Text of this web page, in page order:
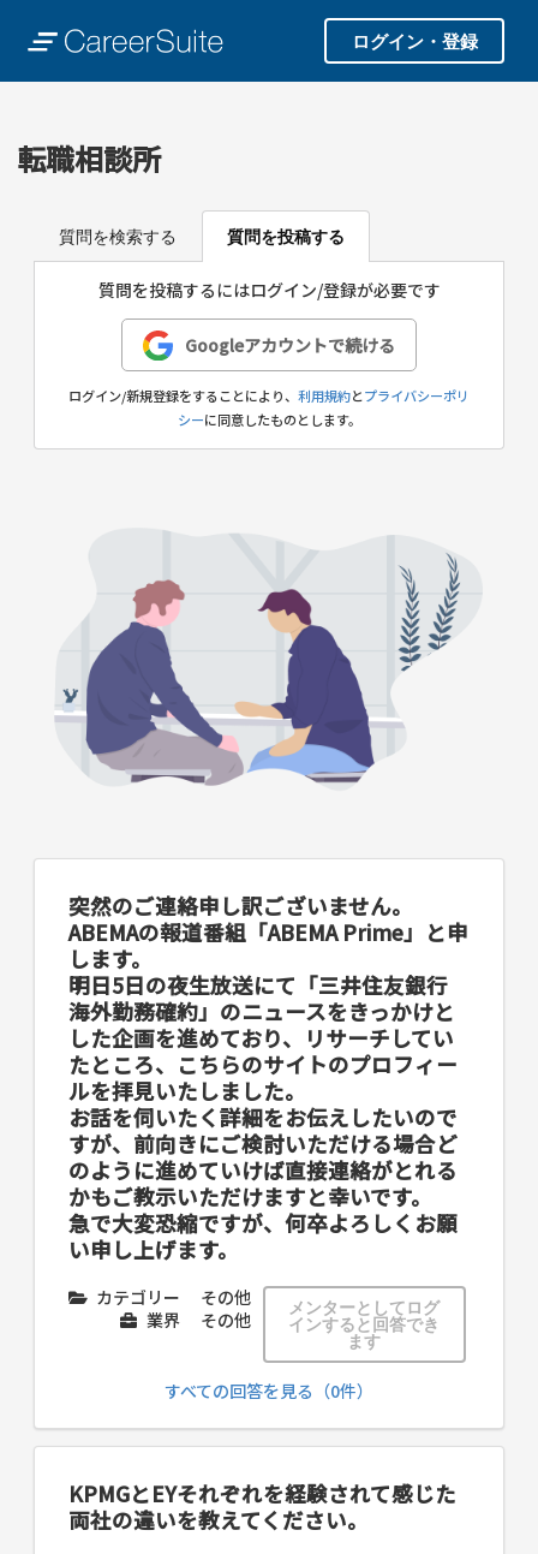
ログイン・登録
転職相談所
質問を検索する 質問を投稿する
質問を投稿するにはログイン/登録が必要です
Googleアカウントで続ける
ログイン/新規登録をすることにより、 利用規約とプライバシーポリ
シーに同意したものとします。
突然のご連絡申し訳ございません。
ABEMAの報道番組「ABEMA Prime」と申
します。
明日5日の夜生放送にて「三井住友銀行
海外勤務確約」のニュースをきっかけと
した企画を進めており、リサーチしてい
たところ、こちらのサイトのプロフィー
ルを拝見いたしました。
お話を伺いたく詳細をお伝えしたいので
すが、前向きにご検討いただける場合ど
のように進めていけば直接連絡がとれる
かもご教示いただけますと幸いです。
急で大変恐縮ですが、何卒よろしくお願
い申し上げます。
カテゴリー
その他
業界
その他
メンターとしてログ
インすると回答でき
ます
すべての回答を見る（0件）
KPMGとEYそれぞれを経験されて感じた
両社の違いを教えてください。